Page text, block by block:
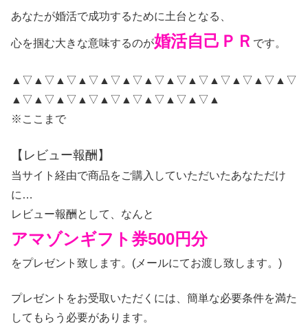
あなたが婚活で成功するために土台となる、
心を掴む大きな意味するのが婚活自己ＰＲ です。
▲▽▲▽▲▽▲▽▲▽▲▽▲▽▲▽▲▽▲▽▲▽▲▽▲▽
▲▽▲▽▲▽▲▽▲▽▲▽▲▽▲▽▲▽▲
※ここまで
【レビュー報酬】
当サイト経由で商品をご購入していただいたあなただけ
に…
レビュー報酬として、なんと
アマゾンギフト券500円分
をプレゼント致します。(メールにてお渡し致します。)
プレゼントをお受取いただくには、簡単な必要条件を満た
してもらう必要があります。